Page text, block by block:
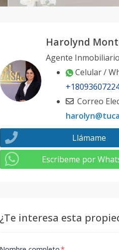
Harolynd
Agente Inmobiliario
Celular /
Correo
Llámame
Escribeme por
¿Te interesa esta